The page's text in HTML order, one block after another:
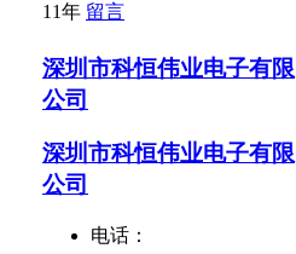
11年 留言
深圳市科恒伟业电子有限
公司
深圳市科恒伟业电子有限
公司
电话：